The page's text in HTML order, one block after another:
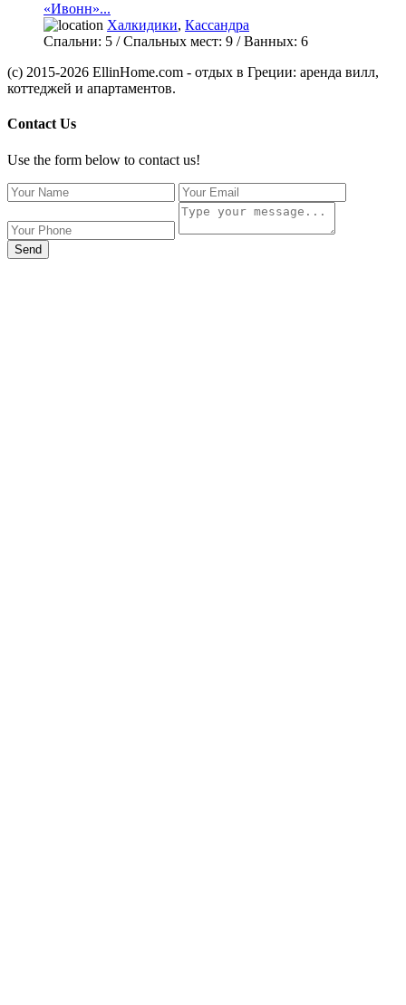
«Ивонн»...
Халкидики, Кассандра
Спальни: 5 / Спальных мест: 9 /Ванных: 6
(c) 2015-2026 EllinHome.com - отдых в Греции: аренда вилл,
коттеджей и апартаментов.
Contact Us
Use the form below to contact us!
Send